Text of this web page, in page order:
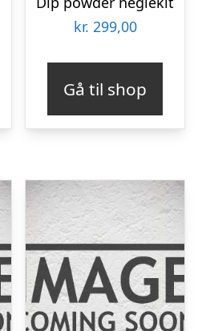
kr. 299,00
Gå til shop